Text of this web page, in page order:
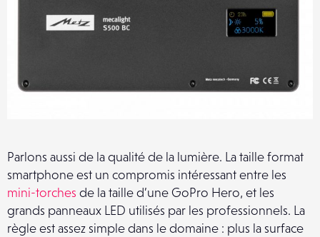
Parlons aussi de la qualité de la lumière. La taille format
smartphone est un compromis intéressant entre les
mini-torches de la taille d’une GoPro Hero, et les
grands panneaux LED utilisés par les professionnels. La
règle est assez simple dans le domaine : plus la surface